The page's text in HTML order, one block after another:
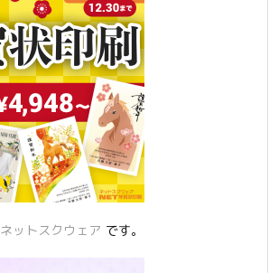
ネットスクウェア です。